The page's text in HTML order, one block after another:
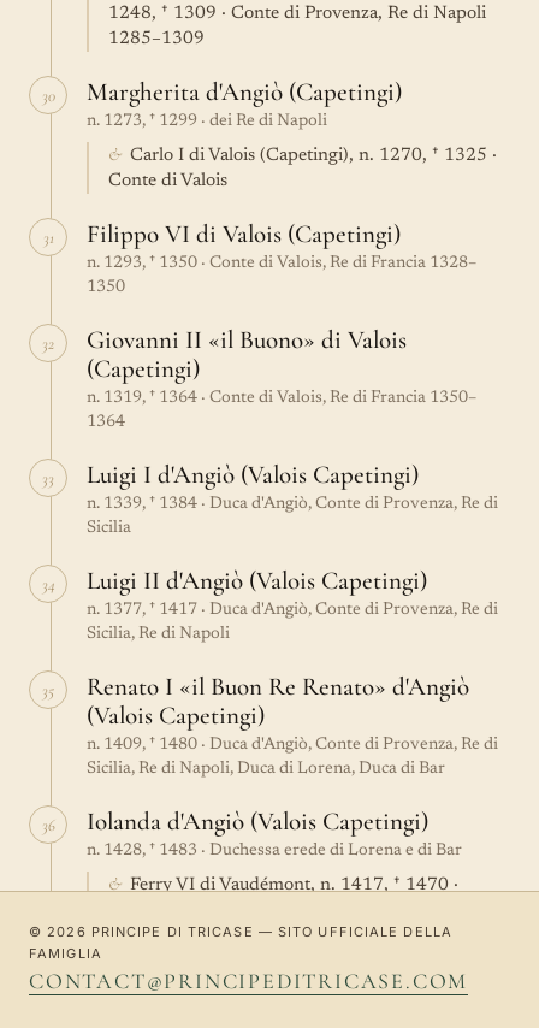
1248, † 1309 · Conte di Provenza, Re di Napoli
1285–1309
30 Margherita d'Angiò (Capetingi)
n. 1273, † 1299 · dei Re di Napoli
& Carlo I di Valois (Capetingi), n. 1270, † 1325 ·
Conte di Valois
31 Filippo VI di Valois (Capetingi)
n. 1293, † 1350 · Conte di Valois, Re di Francia 1328–
1350
32
Giovanni II «il Buono» di Valois
(Capetingi)
n. 1319, † 1364 · Conte di Valois, Re di Francia 1350–
1364
33 Luigi I d'Angiò (Valois Capetingi)
n. 1339, † 1384 · Duca d'Angiò, Conte di Provenza, Re di
Sicilia
34 Luigi II d'Angiò (Valois Capetingi)
n. 1377, † 1417 · Duca d'Angiò, Conte di Provenza, Re di
Sicilia, Re di Napoli
35
Renato I «il Buon Re Renato» d'Angiò
(Valois Capetingi)
n. 1409, † 1480 · Duca d'Angiò, Conte di Provenza, Re di
Sicilia, Re di Napoli, Duca di Lorena, Duca di Bar
36 Iolanda d'Angiò (Valois Capetingi)
n. 1428, † 1483 · Duchessa erede di Lorena e di Bar
& Ferry VI di Vaudémont, n. 1417, † 1470 ·
Maria Margherita di Vaudémont
n. 1463, † 1521 · dei Conti di Vaudémont e Conti di Guise
© 2026 PRINCIPE DI TRICASE — SITO UFFICIALE DELLA
FAMIGLIA
CONTACT@PRINCIPEDITRICASE.COM